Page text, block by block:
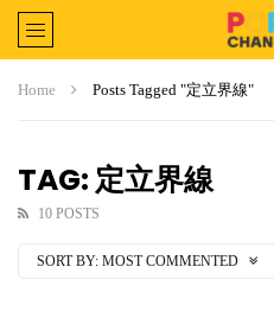
Home Posts Tagged "定立界線"
TAG: 定立界線
10 POSTS
SORT BY: MOST COMMENTED